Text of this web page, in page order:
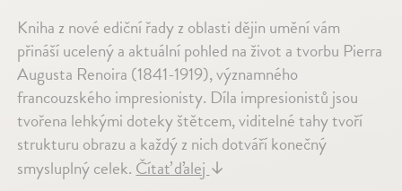
Kniha z nové ediční řady z oblasti dějin umění vám
přináší ucelený a aktuální pohled na život a tvorbu Pierra
Augusta Renoira (1841-1919), významného
francouzského impresionisty. Díla impresionistů jsou
tvořena lehkými doteky štětcem, viditelné tahy tvoří
strukturu obrazu a každý z nich dotváří konečný
smysluplný celek. Čítať ďalej ↓